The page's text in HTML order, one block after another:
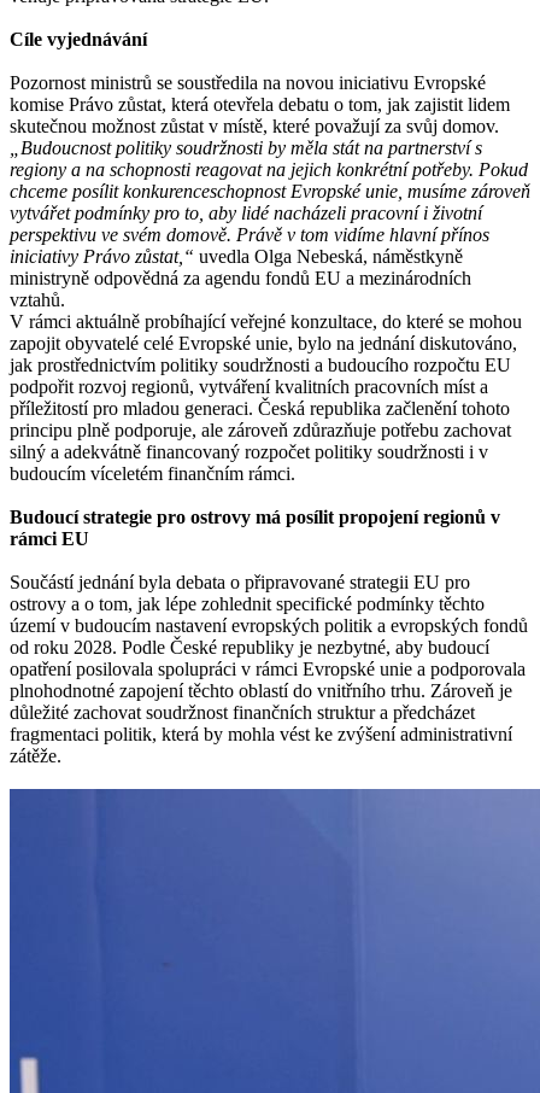
Cíle vyjednávání
Pozornost ministrů se soustředila na novou iniciativu Evropské
komise Právo zůstat, která otevřela debatu o tom, jak zajistit lidem
skutečnou možnost zůstat v místě, které považují za svůj domov.
„Budoucnost politiky soudržnosti by měla stát na partnerství s
regiony a na schopnosti reagovat na jejich konkrétní potřeby. Pokud
chceme posílit konkurenceschopnost Evropské unie, musíme zároveň
vytvářet podmínky pro to, aby lidé nacházeli pracovní i životní
perspektivu ve svém domově. Právě v tom vidíme hlavní přínos
iniciativy Právo zůstat,“ uvedla Olga Nebeská, náměstkyně
ministryně odpovědná za agendu fondů EU a mezinárodních
vztahů.
V rámci aktuálně probíhající veřejné konzultace, do které se mohou
zapojit obyvatelé celé Evropské unie, bylo na jednání diskutováno,
jak prostřednictvím politiky soudržnosti a budoucího rozpočtu EU
podpořit rozvoj regionů, vytváření kvalitních pracovních míst a
příležitostí pro mladou generaci. Česká republika začlenění tohoto
principu plně podporuje, ale zároveň zdůrazňuje potřebu zachovat
silný a adekvátně financovaný rozpočet politiky soudržnosti i v
budoucím víceletém finančním rámci.
Budoucí strategie pro ostrovy má posílit propojení regionů v
rámci EU
Součástí jednání byla debata o připravované strategii EU pro
ostrovy a o tom, jak lépe zohlednit specifické podmínky těchto
území v budoucím nastavení evropských politik a evropských fondů
od roku 2028. Podle České republiky je nezbytné, aby budoucí
opatření posilovala spolupráci v rámci Evropské unie a podporovala
plnohodnotné zapojení těchto oblastí do vnitřního trhu. Zároveň je
důležité zachovat soudržnost finančních struktur a předcházet
fragmentaci politik, která by mohla vést ke zvýšení administrativní
zátěže.